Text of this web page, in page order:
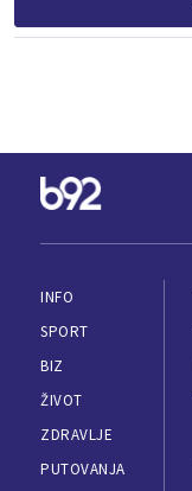
INFO
SPORT
BIZ
ŽIVOT
ZDRAVLJE
PUTOVANJA